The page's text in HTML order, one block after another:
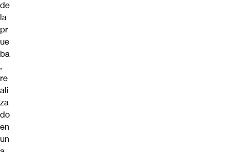
de
la
pr
ue
ba
,
re
ali
za
do
en
un